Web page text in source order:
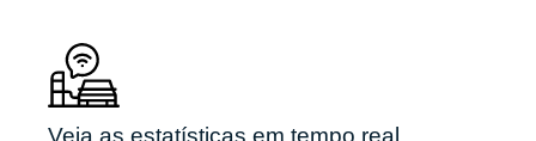
Veja as estatísticas em tempo real